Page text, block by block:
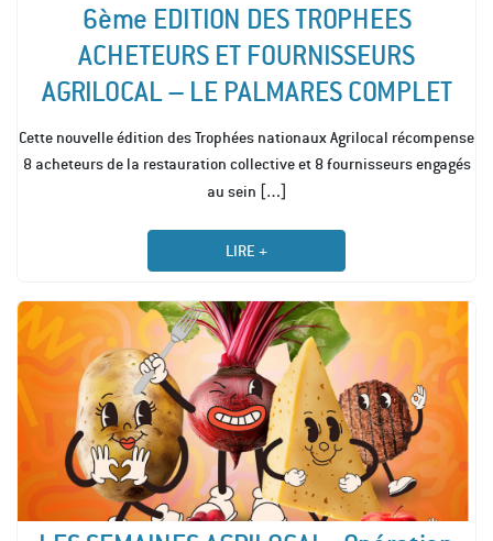
6ème EDITION DES TROPHEES
ACHETEURS ET FOURNISSEURS
AGRILOCAL – LE PALMARES COMPLET
Cette nouvelle édition des Trophées nationaux Agrilocal récompense
8 acheteurs de la restauration collective et 8 fournisseurs engagés
au sein […]
LIRE +